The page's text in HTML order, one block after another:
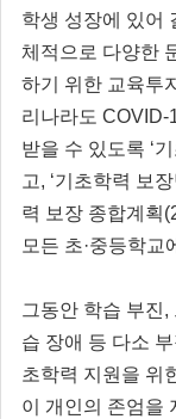
학생 성장에 있어
체적으로 다양한
하기 위한 교육투
리나라도 COVID-
받을 수 있도록 ‘
고, ‘기초학력 보
력 보장 종합계획
모든 초·중등학교
그동안 학습 부진,
습 장애 등 다소
초학력 지원을 위
이 개인의 존엄을